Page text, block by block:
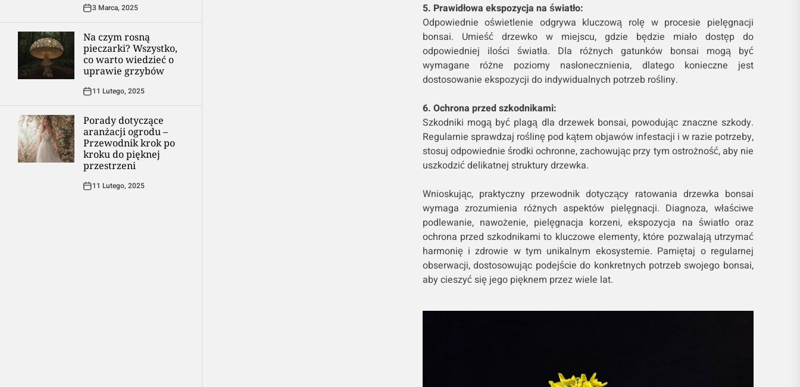
3 Marca, 2025
Na czym rosną
pieczarki? Wszystko,
co warto wiedzieć o
uprawie grzybów
11 Lutego, 2025
Porady dotyczące
aranżacji ogrodu –
Przewodnik krok po
kroku do pięknej
przestrzeni
11 Lutego, 2025
5. Prawidłowa ekspozycja na światło:
Odpowiednie oświetlenie odgrywa kluczową rolę w procesie pielęgnacji
bonsai. Umieść drzewko w miejscu, gdzie będzie miało dostęp do
odpowiedniej ilości światła. Dla różnych gatunków bonsai mogą być
wymagane różne poziomy nasłonecznienia, dlatego konieczne jest
dostosowanie ekspozycji do indywidualnych potrzeb rośliny.
6. Ochrona przed szkodnikami:
Szkodniki mogą być plagą dla drzewek bonsai, powodując znaczne szkody.
Regularnie sprawdzaj roślinę pod kątem objawów infestacji i w razie potrzeby,
stosuj odpowiednie środki ochronne, zachowując przy tym ostrożność, aby nie
uszkodzić delikatnej struktury drzewka.
Wnioskując, praktyczny przewodnik dotyczący ratowania drzewka bonsai
wymaga zrozumienia różnych aspektów pielęgnacji. Diagnoza, właściwe
podlewanie, nawożenie, pielęgnacja korzeni, ekspozycja na światło oraz
ochrona przed szkodnikami to kluczowe elementy, które pozwalają utrzymać
harmonię i zdrowie w tym unikalnym ekosystemie. Pamiętaj o regularnej
obserwacji, dostosowując podejście do konkretnych potrzeb swojego bonsai,
aby cieszyć się jego pięknem przez wiele lat.